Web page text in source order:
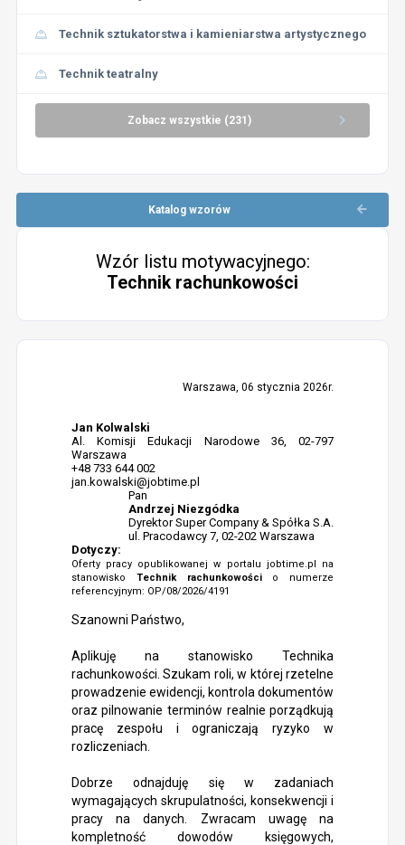
Technik sztukatorstwa i kamieniarstwa artystycznego
Technik teatralny
Zobacz wszystkie (231)
Katalog wzorów
Wzór listu motywacyjnego:
Technik rachunkowości
Warszawa, 06 stycznia 2026r.
Jan Kolwalski
Al. Komisji Edukacji Narodowe 36, 02-797
Warszawa
+48 733 644 002
jan.kowalski@jobtime.pl
Pan
Andrzej Niezgódka
Dyrektor Super Company & Spółka S.A.
ul. Pracodawcy 7, 02-202 Warszawa
Dotyczy:
Oferty pracy opublikowanej w portalu jobtime.pl na
stanowisko Technik rachunkowościo numerze
referencyjnym: OP/08/2026/4191
Szanowni Państwo,
Aplikuję na stanowisko Technika
rachunkowości. Szukam roli, w której rzetelne
prowadzenie ewidencji, kontrola dokumentów
oraz pilnowanie terminów realnie porządkują
pracę zespołu i ograniczają ryzyko w
rozliczeniach.
Dobrze odnajduję się w zadaniach
wymagających skrupulatności, konsekwencji i
pracy na danych. Zwracam uwagę na
kompletność dowodów księgowych,